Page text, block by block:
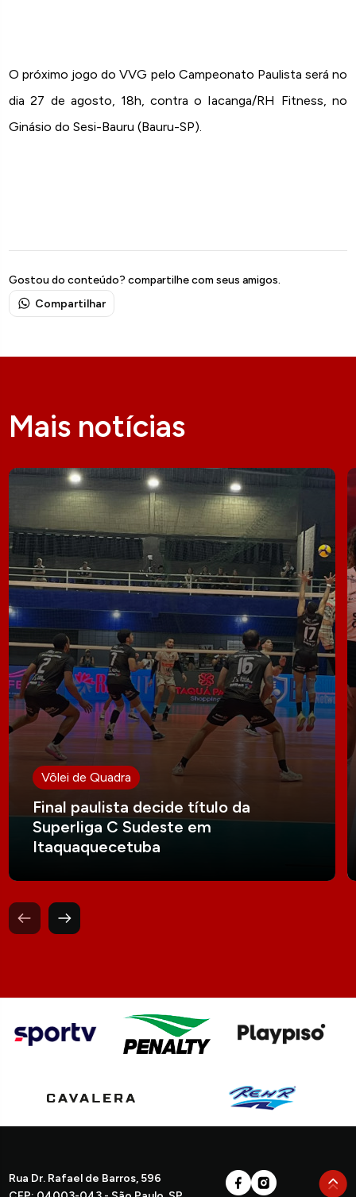
O próximo jogo do VVG pelo Campeonato Paulista será no
dia 27 de agosto, 18h, contra o Iacanga/RH Fitness, no
Ginásio do Sesi-Bauru (Bauru-SP).
Gostou do conteúdo? compartilhe com seus amigos.
Compartilhar
Mais notícias
Vôlei de Quadra
Final paulista decide título da
Superliga C Sudeste em
Itaquaquecetuba
Rua Dr. Rafael de Barros, 596